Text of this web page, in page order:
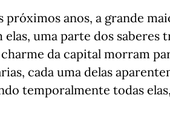
anos, a grande
elas, uma parte dos
da capital morram
cada uma delas
temporalmente todas